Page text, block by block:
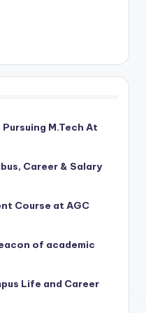
M.Tech At
Career & Salary
Course at AGC
of academic
Life and Career